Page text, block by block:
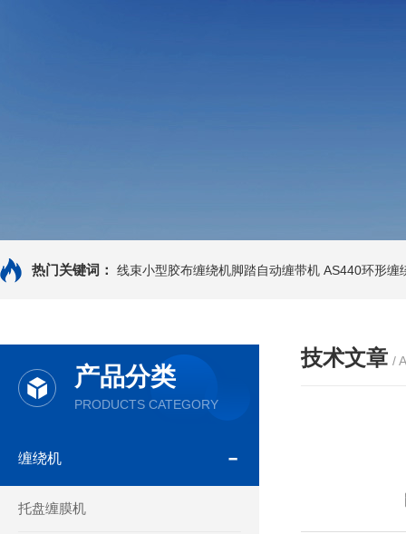
热门关键词： 线束小型胶布缠绕机脚踏自动缠带机 AS440环形缠
产品分类
PRODUCTS CATEGORY
缠绕机
托盘缠膜机
技术文章 /